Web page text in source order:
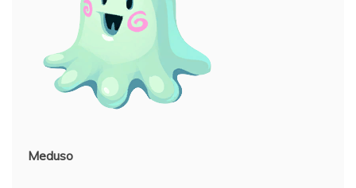
Meduso